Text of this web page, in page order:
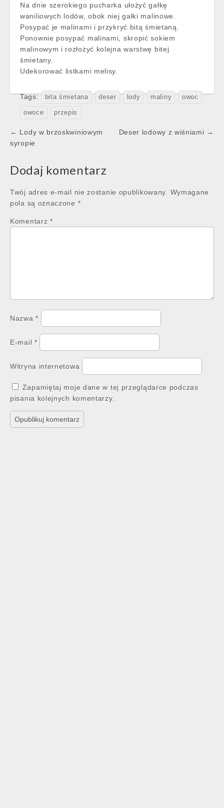
Na dnie szerokiego pucharka ułożyć gałkę
waniliowych lodów, obok niej gałki malinowe.
Posypać je malinami i przykryć bitą śmietaną.
Ponownie posypać malinami, skropić sokiem
malinowym i rozłożyć kolejna warstwę bitej
śmietany.
Udekorować listkami melisy.
Tags: bita śmietana deser lody maliny owoc
owoce przepis
Post
navigation
← Lody w brzoskwiniowym
syropie
Deser lodowy z wiśniami →
Dodaj komentarz
Twój adres e-mail nie zostanie opublikowany.
Wymagane
pola są oznaczone *
Komentarz *
Nazwa*
E-mail *
Witryna internetowa
Zapamiętaj moje dane w tej przeglądarce podczas
pisania kolejnych komentarzy.